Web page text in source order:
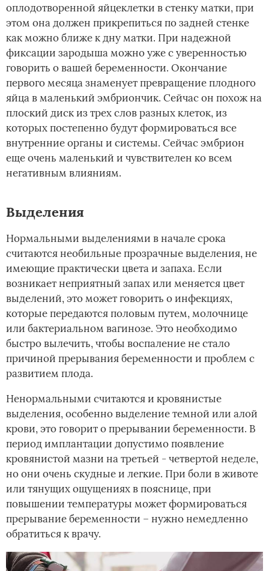
оплодотворенной яйцеклетки в стенку матки, при
этом она должен прикрепиться по задней стенке
как можно ближе к дну матки. При надежной
фиксации зародыша можно уже с уверенностью
говорить о вашей беременности. Окончание
первого месяца знаменует превращение плодного
яйца в маленький эмбриончик. Сейчас он похож на
плоский диск из трех слов разных клеток, из
которых постепенно будут формироваться все
внутренние органы и системы. Сейчас эмбрион
еще очень маленький и чувствителен ко всем
негативным влияниям.
Выделения­
Нормальными выделениями в начале срока
считаются необильные прозрачные выделения, не
имеющие практически цвета и запаха. Если
возникает неприятный запах или меняется цвет
выделений, это может говорить о инфекциях,
которые передаются половым путем, молочнице
или бактериальном вагинозе. Это необходимо
быстро вылечить, чтобы воспаление не стало
причиной прерывания беременности и проблем с
развитием плода.
Ненормальными считаются и кровянистые
выделения, особенно выделение темной или алой
крови, это говорит о прерывании беременности. В
период имплантации допустимо появление
кровянистой мазни на третьей - четвертой неделе,
но они очень скудные и легкие. При боли в животе
или тянущих ощущениях в пояснице, при
повышении температуры может формироваться
прерывание беременности – нужно немедленно
обратиться к врачу.